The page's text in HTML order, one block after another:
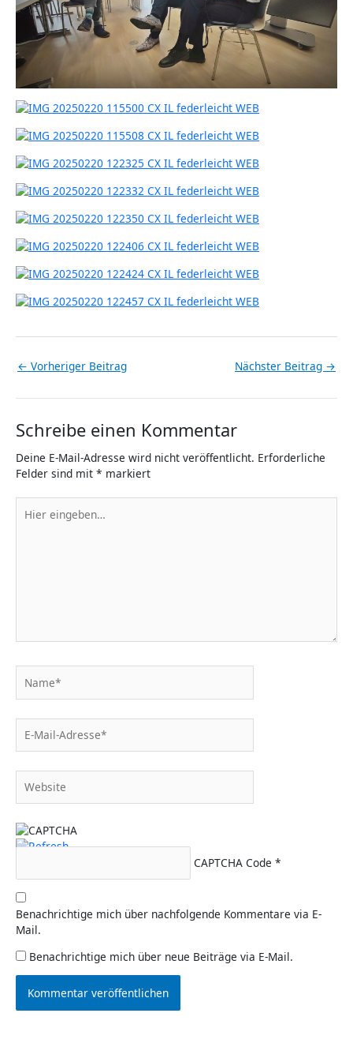
← Vorheriger Beitrag Nächster Beitrag →
Schreibe einen Kommentar
Deine E-Mail-Adresse wird nicht veröffentlicht. Erforderliche
Felder sind mit * markiert
eingeben…
Mail-
Adresse*
CAPTCHA Code *
Benachrichtige mich über nachfolgende Kommentare via E-
Mail.
Benachrichtige mich über neue Beiträge via E-Mail.